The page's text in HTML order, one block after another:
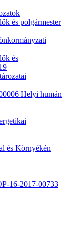
és polgármester
és
Helyi humán
és Környékén
16-2017-00733